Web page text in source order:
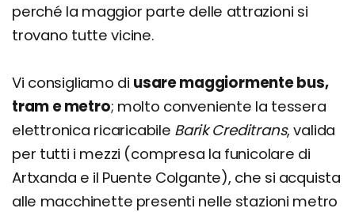
perché la maggior parte delle attrazioni si
trovano tutte vicine.
Vi consigliamo di usare maggiormente bus,
tram e metro; molto conveniente la tessera
elettronica ricaricabile Barik Creditrans, valida
per tutti i mezzi (compresa la funicolare di
Artxanda e il Puente Colgante), che si acquista
alle macchinette presenti nelle stazioni metro